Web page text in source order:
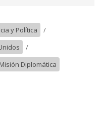
y Política
/
/
Diplomática